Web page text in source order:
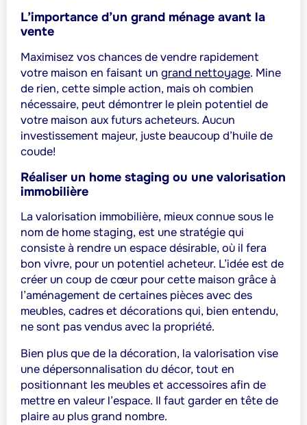
L’importance d’un grand ménage avant la
vente
Maximisez vos chances de vendre rapidement
votre maison en faisant un grand nettoyage. Mine
de rien, cette simple action, mais oh combien
nécessaire, peut démontrer le plein potentiel de
votre maison aux futurs acheteurs. Aucun
investissement majeur, juste beaucoup d’huile de
coude!
Réaliser un home staging ou une valorisation
immobilière
La valorisation immobilière, mieux connue sous le
nom de home staging, est une stratégie qui
consiste à rendre un espace désirable, où il fera
bon vivre, pour un potentiel acheteur. L’idée est de
créer un coup de cœur pour cette maison grâce à
l’aménagement de certaines pièces avec des
meubles, cadres et décorations qui, bien entendu,
ne sont pas vendus avec la propriété.
Bien plus que de la décoration, la valorisation vise
une dépersonnalisation du décor, tout en
positionnant les meubles et accessoires afin de
mettre en valeur l’espace. Il faut garder en tête de
plaire au plus grand nombre.